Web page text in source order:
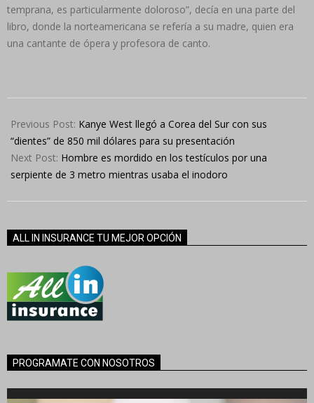
temprana, es particularmente doloroso”, decía en una parte del
libro, donde la norteamericana se refería a su madre, quien era
una cantante de ópera y profesora de canto.
08-
27
Previous Post: Kanye West llegó a Corea del Sur con sus
“dientes” de 850 mil dólares para su presentación
Next Post: Hombre es mordido en los testículos por una
serpiente de 3 metro mientras usaba el inodoro
ALL IN INSURANCE TU MEJOR OPCIÓN
PROGRAMATE CON NOSOTROS
Reproductor